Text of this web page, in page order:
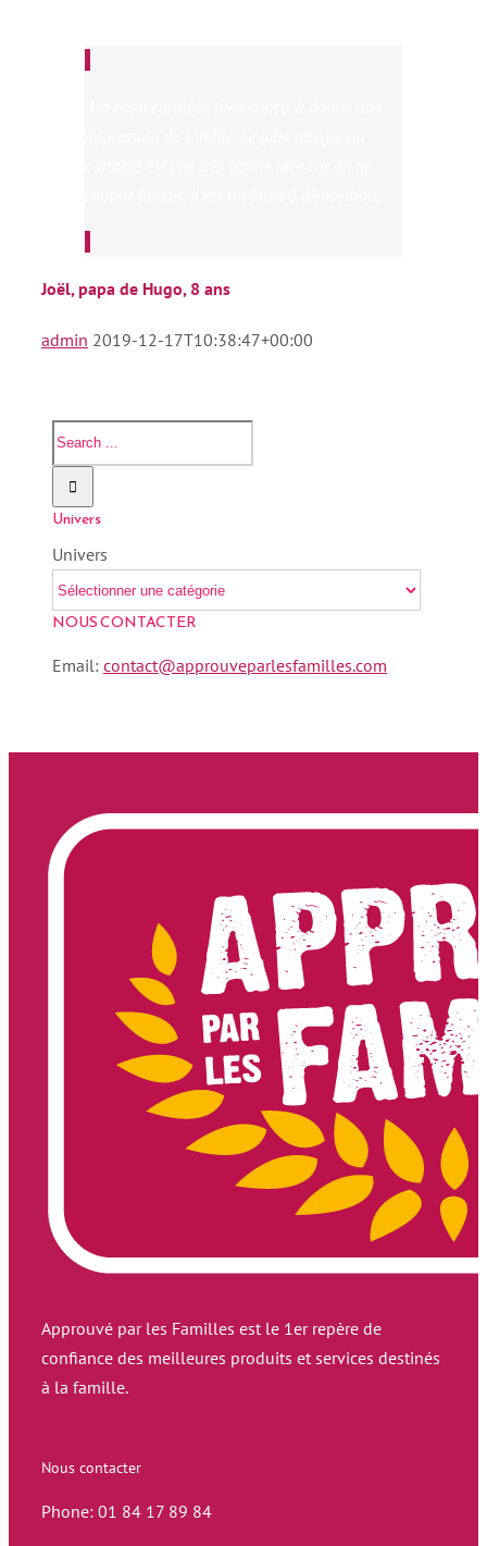
Joël, papa de Hugo, 8 ans
admin 2019-12-17T10:38:47+00:00
Univers
Univers
NOUS CONTACTER
Email: contact@approuveparlesfamilles.com
Approuvé par les Familles est le 1er repère de
confiance des meilleures produits et services destinés
à la famille.
Nous contacter
Phone: 01 84 17 89 84